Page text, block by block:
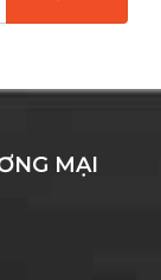
MẠI